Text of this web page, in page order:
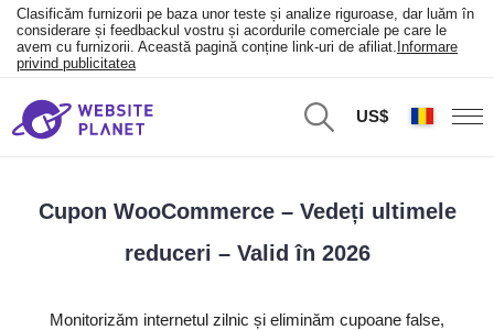
Clasificăm furnizorii pe baza unor teste și analize riguroase, dar luăm în
considerare și feedbackul vostru și acordurile comerciale pe care le
avem cu furnizorii. Această pagină conține link-uri de afiliat. Informare
privind publicitatea
US$
Cupon WooCommerce – Vedeți ultimele
reduceri – Valid în 2026
Monitorizăm internetul zilnic și eliminăm cupoane false,